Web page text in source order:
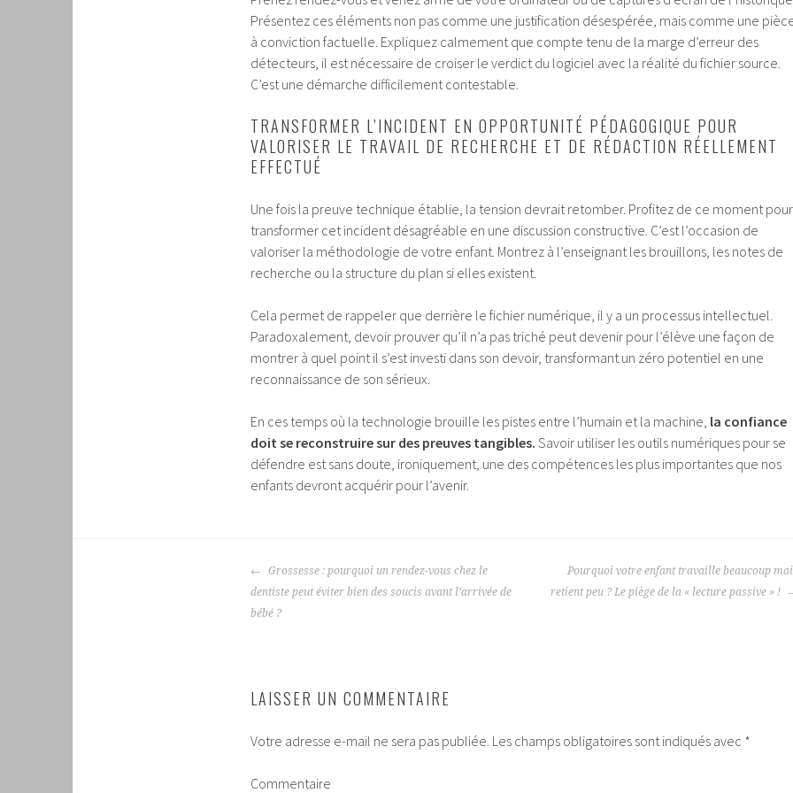
Présentez ces éléments non pas comme une justification désespérée, mais comme une
à conviction factuelle. Expliquez calmement que compte tenu de la marge d’erreur des
détecteurs, il est nécessaire de croiser le verdict du logiciel avec la réalité du fichier source.
C’est une démarche difficilement contestable.
TRANSFORMER L’INCIDENT EN OPPORTUNITÉ PÉDAGOGIQUE POUR
VALORISER LE TRAVAIL DE RECHERCHE ET DE RÉDACTION RÉELLEMENT
EFFECTUÉ
Une fois la preuve technique établie, la tension devrait retomber. Profitez de ce moment pour
transformer cet incident désagréable en une discussion constructive. C’est l’occasion de
valoriser la méthodologie de votre enfant. Montrez à l’enseignant les brouillons, les notes de
recherche ou la structure du plan si elles existent.
Cela permet de rappeler que derrière le fichier numérique, il y a un processus intellectuel.
Paradoxalement, devoir prouver qu’il n’a pas triché peut devenir pour l’élève une façon de
montrer à quel point il s’est investi dans son devoir, transformant un zéro potentiel en une
reconnaissance de son sérieux.
En ces temps où la technologie brouille les pistes entre l’humain et la machine, la confiance
doit se reconstruire sur des preuves tangibles. Savoir utiliser les outils numériques pour se
défendre est sans doute, ironiquement, une des compétences les plus importantes que nos
enfants devront acquérir pour l’avenir.
NAVIGATION
DES
ARTICLES
Grossesse : pourquoi un rendez-vous chez le
dentiste peut éviter bien des soucis avant l’arrivée de
bébé ?
Pourquoi votre enfant travaille beaucoup
retient peu ? Le piège de la « lecture passive » !
LAISSER UN COMMENTAIRE
Votre adresse e-mail ne sera pas publiée. Les champs obligatoires sont indiqués avec *
Commentaire